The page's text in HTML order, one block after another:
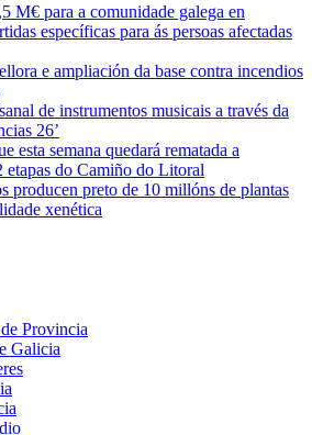
M€ para a comunidade galega en
específicas para ás persoas afectadas
e ampliación da base contra incendios
de instrumentos musicais a través da
26’
esta semana quedará rematada a
etapas do Camiño do Litoral
producen preto de 10 millóns de plantas
xenética